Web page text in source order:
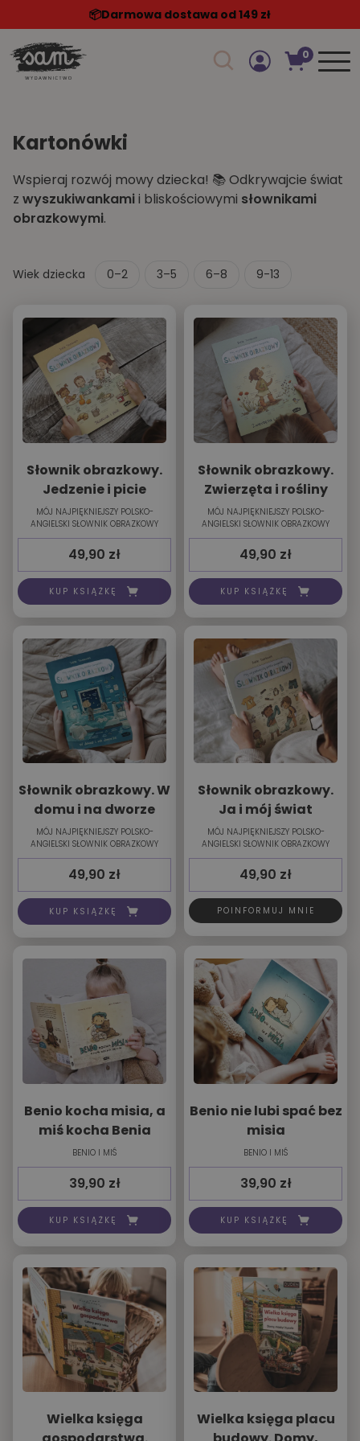
📦️Darmowa dostawa od 149 zł
0
Kartonówki
Wspieraj rozwój mowy dziecka! 📚Odkrywajcie świat
z wyszukiwankamii bliskościowymi słownikami
obrazkowymi.
Wiek dziecka 0–2 3–5 6–8 9-13
Słownik obrazkowy.
Jedzenie i picie
MÓJ NAJPIĘKNIEJSZY POLSKO-
ANGIELSKI SŁOWNIK OBRAZKOWY
49,90 zł
KUP KSIĄŻKĘ
Słownik obrazkowy.
Zwierzęta i rośliny
MÓJ NAJPIĘKNIEJSZY POLSKO-
ANGIELSKI SŁOWNIK OBRAZKOWY
49,90 zł
KUP KSIĄŻKĘ
Słownik obrazkowy. W
domu i na dworze
MÓJ NAJPIĘKNIEJSZY POLSKO-
ANGIELSKI SŁOWNIK OBRAZKOWY
49,90 zł
KUP KSIĄŻKĘ
Słownik obrazkowy.
Ja i mój świat
MÓJ NAJPIĘKNIEJSZY POLSKO-
ANGIELSKI SŁOWNIK OBRAZKOWY
49,90 zł
POINFORMUJ MNIE
Benio kocha misia, a
miś kocha Benia
BENIO I MIŚ
39,90 zł
KUP KSIĄŻKĘ
Benio nie lubi spać bez
misia
BENIO I MIŚ
39,90 zł
KUP KSIĄŻKĘ
Wielka księga
Wielka księga placu